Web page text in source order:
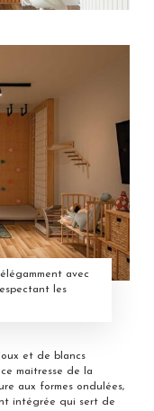
avec
les
et de blancs
maitresse de la
aux formes ondulées,
intégrée qui sert de